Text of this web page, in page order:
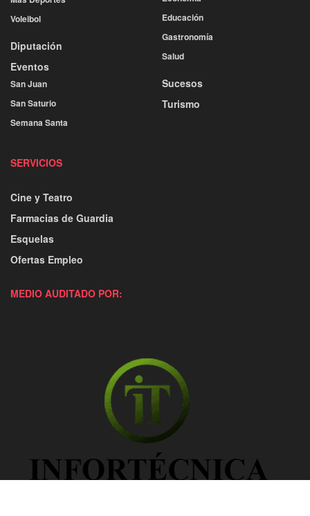
Voleibol
Diputación
Eventos
San Juan
San Saturio
Semana Santa
Educación
Gastronomía
Salud
Sucesos
Turismo
SERVICIOS
Cine y Teatro
Farmacias de Guardia
Esquelas
Ofertas Empleo
MEDIO AUDITADO POR: